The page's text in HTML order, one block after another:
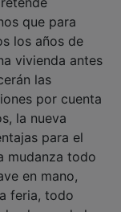
que para
los años de
vivienda antes
las
por cuenta
la nueva
para el
todo
en mano,
feria, todo
alguno de los